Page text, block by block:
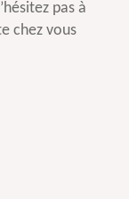
pas à
chez vous